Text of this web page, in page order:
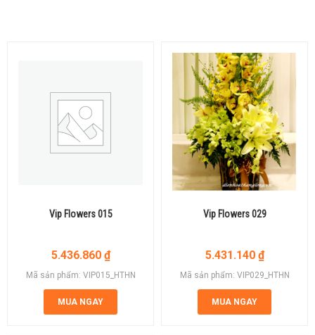
Vip Flowers 015
5.436.860 ₫
Mã sản phẩm: VIP015_HTHN
MUA NGAY
Vip Flowers 029
5.431.140 ₫
Mã sản phẩm: VIP029_HTHN
MUA NGAY